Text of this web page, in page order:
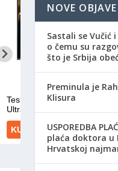
NOVE OBJAVE
Sastali se Vučić
o čemu su
što je Srbija
Preminula je
Klisura
USPOREDBA
plaća doktora u
Hrvatskoj